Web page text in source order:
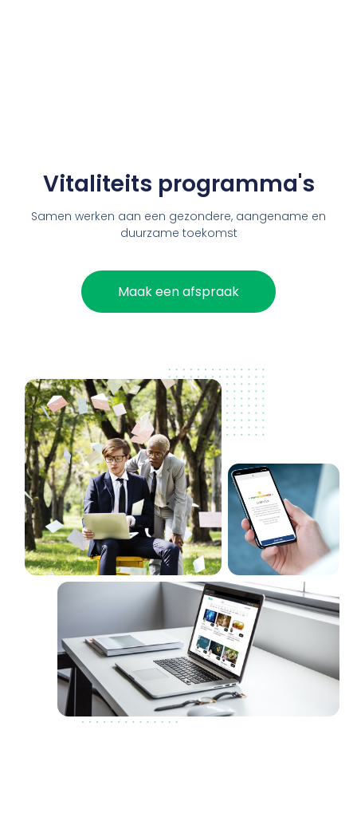
Vitaliteits programma's
Samen werken aan een gezondere, aangename en
duurzame toekomst
Maak een afspraak